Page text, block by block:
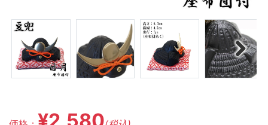
Next
¥2,580